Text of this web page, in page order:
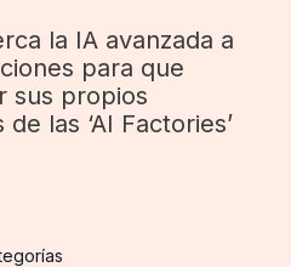
la IA avanzada a
para que
sus propios
las ‘AI Factories’